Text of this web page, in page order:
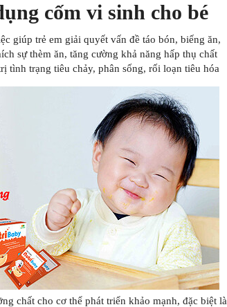
cốm vi sinh cho bé
giúp trẻ em giải quyết vấn đề táo bón, biếng ăn,
sự thèm ăn, tăng cường khả năng hấp thụ chất
tình trạng tiêu chảy, phân sống, rối loạn tiêu hóa
chất cho cơ thể phát triển khảo mạnh, đặc biệt là